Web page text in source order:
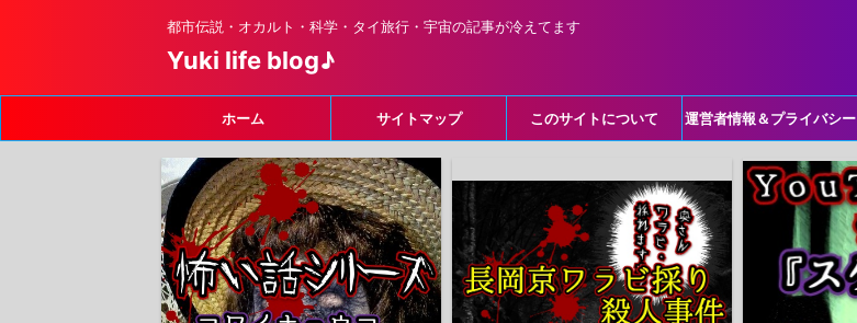
都市伝説・オカルト・科学・タイ旅行・宇宙の記事が冷えてます
Yuki life blog♪
ホーム サイトマップ このサイトについて 運営者情報＆プライバシー
ポリシー